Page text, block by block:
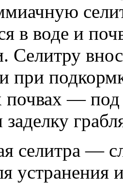
в воде и
Селитру
при
почвах —
селитра —
устранения